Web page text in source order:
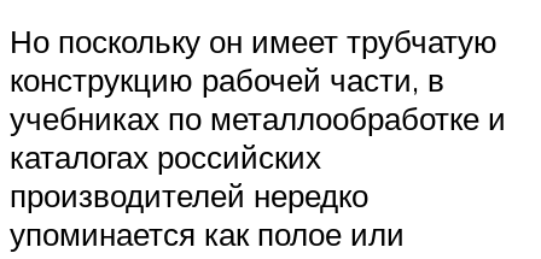
Но поскольку он имеет трубчатую
конструкцию рабочей части, в
учебниках по металлообработке и
каталогах российских
производителей нередко
упоминается как полое или